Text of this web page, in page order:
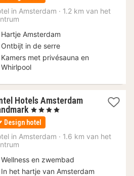
189
€
in Amsterdam · 1.2 km van het
Hartje Amsterdam
Ontbijt in de serre
Kamers met privésauna en
Whirlpool
Hotels Amsterdam
1
nacht
vanaf
141,75
, 4 Sterren
Design hotel
in Amsterdam · 1.6 km van het
Wellness en zwembad
In het hartje van Amsterdam